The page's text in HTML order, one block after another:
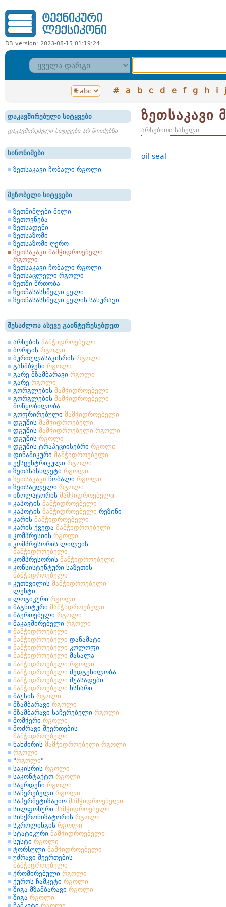
DB version: 2023-08-15 01:19:24
# a b c d e f g h i j
დაკავშირებული სიტყვები
დაკავშირებული სიტყვები არ მოიძებნა
სინონიმები
ზეთსაკავი ჩობალი რგოლი
მეზობელი სიტყვები
ზეთმიმღები მილი
ზეთოვნება
ზეთსადენი
ზეთსაზომი
ზეთსაზომი ღერო
ზეთსაკავი მამჭიდროებელი
რგოლი
ზეთსაკავი ჩობალი რგოლი
ზეთსაცლელი რგოლი
ზეთში წრთობა
ზეთჩასასხმელი ყელი
ზეთჩასასხმელი ყელის სახურავი
შესაძლოა ასევე გაინტერესებდეთ
არხების მამჭიდროებელი
ბორტის რგოლი
ბურთულასაკისრის რგოლი
განმბჯენი რგოლი
გარე მზამბარავი რგოლი
გარე რგოლი
გორგლების მამჭიდროებელი
გორგლების მამჭიდროებელი
მოწყობილობა
გოფრირებული მამჭიდროებელი
დგუშის მამჭიდროებელი
დგუშის მამჭიდროებელი რგოლი
დგუშის რგოლი
დგუშის ტრაპეციისებრი რგოლი
დინამიკური მამჭიდროებელი
ექსცენტრიკული რგოლი
ზეთასასხლეტი რგოლი
ზეთსაკავი ჩობალი რგოლი
ზეთსაცლელი რგოლი
იზოლატორის მამჭიდროებელი
კაპოტის მამჭიდროებელი
კაპოტის მამჭიდროებელი რეზინი
კარის მამჭიდროებელი
კარის ქვედა მამჭიდროებელი
კომპრესიის რგოლი
კომპრესორის ლილვის
მამჭიდროებელი
კომპრესორის მამჭიდროებელი
კონსისტენტური საზეთის
მამჭიდროებელი
კუთხვილის მამჭიდროებელი
ლენტი
ლოგიკური რგოლი
მაგნიტური მამჭიდროებელი
მაერთებელი რგოლი
მაკავშირებელი რგოლი
მამჭიდროებელი
მამჭიდროებელი დანამატი
მამჭიდროებელი კოლოფი
მამჭიდროებელი მასალა
მამჭიდროებელი რგოლი
მამჭიდროებელი შედგენილობა
მამჭიდროებელი შუასადები
მამჭიდროებელი ხსნარი
მაუსის რგოლი
მზამბარავი რგოლი
მზამბარავი საჩერებელი რგოლი
მომჭერი რგოლი
მოძრავი შეერთების
მამჭიდროებელი
ნახშირის მამჭიდროებელი რგოლი
რგოლი
"რგოლი"
საკისრის რგოლი
საკონტაქტო რგოლი
საყრდენი რგოლი
საჩერებელი რგოლი
საჰერმეტიზაციო მამჭიდროებელი
სილფონური მამჭიდროებელი
სინქრონიზატორის რგოლი
სკროლინგის რგოლი
სტატიკური მამჭიდროებელი
სუსტი რგოლი
ტორსული მამჭიდროებელი
უძრავი შეერთების
მამჭიდროებელი
ქრომირებული რგოლი
ქუროს ჩამკეტი რგოლი
შიგა მზამბარავი რგოლი
შიგა რგოლი
არსებითი სახელი
oil seal